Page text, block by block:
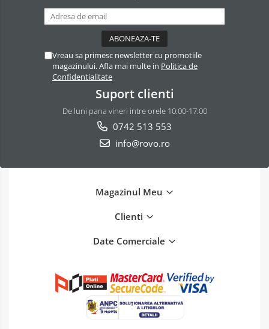
Vreau sa primesc newsletter cu promotiile
magazinului. Afla mai multe in Politica de
Confidentialitate
Suport clienti
De luni pana vineri intre orele 10:00-17:00
0742 513 553
info@rovo.ro
Magazinul Meu
Clienti
Date Comerciale